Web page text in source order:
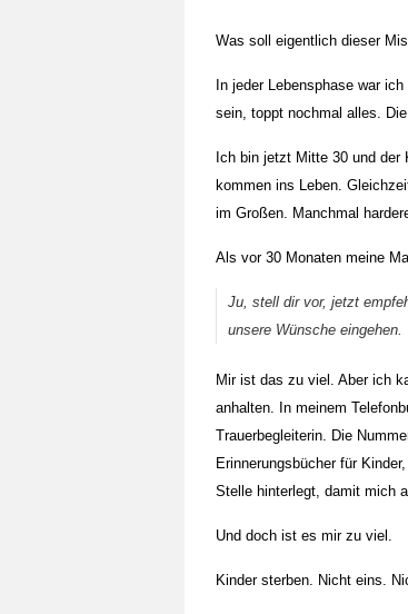
Was soll eigentlich dieser
In jeder Lebensphase war
sein, toppt nochmal alles.
Ich bin jetzt Mitte 30 und
kommen ins Leben.
im Großen. Manchmal
Als vor 30 Monaten meine
Ju, stell dir vor, jetzt
unsere Wünsche eingehen.
Mir ist das zu viel. Aber ich
anhalten. In meinem
Trauerbegleiterin. Die
Erinnerungsbücher für
Stelle hinterlegt, damit mich
Und doch ist es mir zu viel.
Kinder sterben. Nicht eins.